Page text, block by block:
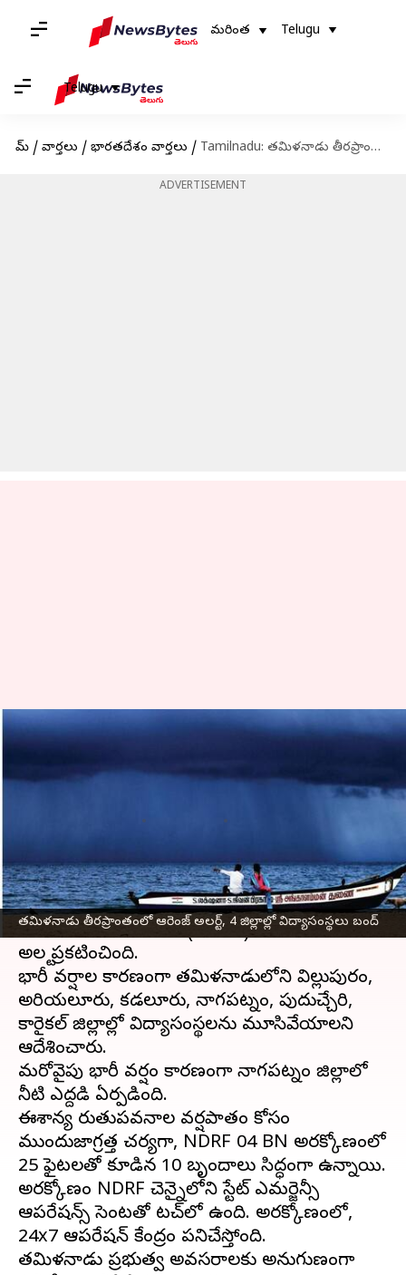
మరింత Telugu
Telugu
హోమ్ / వార్తలు / భారతదేశం వార్తలు / Tamilnadu: తమిళనాడు తీరప్రాంతంలో ఆరెంజ్ అలర్ట్, 4 జిల్లాల్లో విద్యాసంస్థలు బంద్
ADVERTISEMENT
తమిళనాడు తీరప్రాంతంలో ఆరెంజ్ అలర్ట్, 4 జిల్లాల్లో విద్యాసంస్థలు బంద్
Tamilnadu: తమిళనాడు
తీరప్రాంతంలో ఆరెంజ్ అలర్ట్, 4
జిల్లాల్లో విద్యాసంస్థలు బంద్
ఈ వార్తాకథనం ఏంటి
నవంబర్ 13, 14 తేదీల్లోతమిళనాడు, పుదుచ్చేరిలకు
భారత వాతావరణ శాఖ (ఐఎండీ) సోమవారం ఆరెంజ్
అలర్ట్ ప్రకటించింది.
భారీ వర్షాల కారణంగా తమిళనాడులోని విల్లుపురం,
అరియలూరు, కడలూరు, నాగపట్నం, పుదుచ్చేరి,
కారైకల్ జిల్లాల్లో విద్యాసంస్థలను మూసివేయాలని
ఆదేశించారు.
మరోవైపు భారీ వర్షం కారణంగా నాగపట్నం జిల్లాలో
నీటి ఎద్దడి ఏర్పడింది.
ఈశాన్య రుతుపవనాల వర్షపాతం కోసం
ముందుజాగ్రత్త చర్యగా, NDRF 04 BN అరక్కోణంలో
25 ఫైటర్‌లతో కూడిన 10 బృందాలు సిద్ధంగా ఉన్నాయి.
అరక్కోణం NDRF చెన్నైలోని స్టేట్ ఎమర్జెన్సీ
ఆపరేషన్స్ సెంటర్‌తో టచ్‌లో ఉంది. అరక్కోణంలో,
24x7 ఆపరేషన్ కేంద్రం పనిచేస్తోంది.
తమిళనాడు ప్రభుత్వ అవసరాలకు అనుగుణంగా